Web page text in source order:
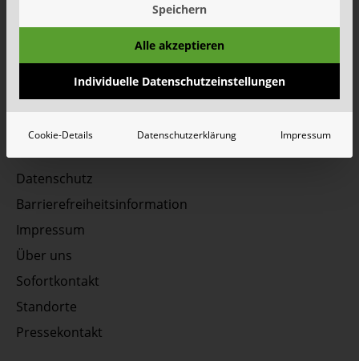
Datenschutz
Barrierefreiheitsinformation
Impressum
Über uns
Sofortkontakt
Standorte
Pressekontakt
Unsere Social Media Kanäle - Vernetzen Sie sich
Speichern
Alle akzeptieren
Individuelle Datenschutzeinstellungen
Cookie-Details Datenschutzerklärung Impressum